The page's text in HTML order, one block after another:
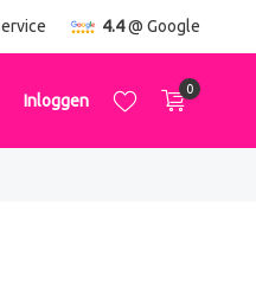
4.4@ Google
Inloggen
0